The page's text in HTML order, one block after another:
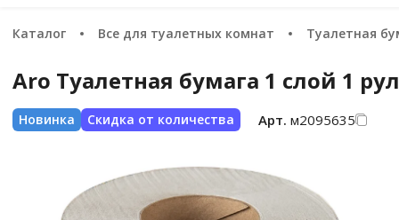
Каталог Все для туалетных комнат Туалетная
Aro Туалетная бумага 1 слой 1
Новинка Скидка от количества Арт. м2095635